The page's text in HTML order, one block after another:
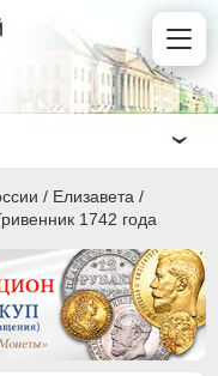
/ Елизавета /
1742 года